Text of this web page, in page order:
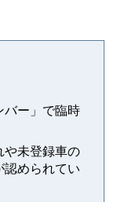
バー」で臨時
や未登録車の
認められてい